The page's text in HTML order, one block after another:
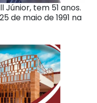
Júnior, tem 51 anos.
de maio de 1991 na